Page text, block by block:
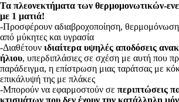
Τα πλεονεκτήματα των θερμομονωτικών-
με 1 ματιά!
-Προσφέρουν αδιαβροχοποίηση,
από μύκητες και υγρασία
-Διαθέτουν ιδιαίτερα υψηλές αποδόσεις
ήλιου, υπερδιπλάσιες σε σχέση με αυτή που
παράδειγμα, η επίστρωση μιας ταράτσας με
επικάλυψή της με πλάκες
-Μπορούν να εφαρμοστούν σε περιπτώσεις